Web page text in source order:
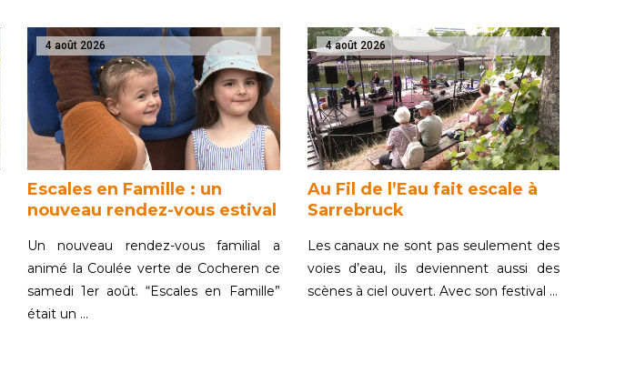
4 août 2026
Escales en Famille : un
nouveau rendez-vous estival
Un nouveau rendez-vous familial a
animé la Coulée verte de Cocheren ce
samedi 1er août. “Escales en Famille”
était un …
4 août 2026
Au Fil de l’Eau fait escale à
Sarrebruck
Les canaux ne sont pas seulement des
voies d’eau, ils deviennent aussi des
scènes à ciel ouvert. Avec son festival …